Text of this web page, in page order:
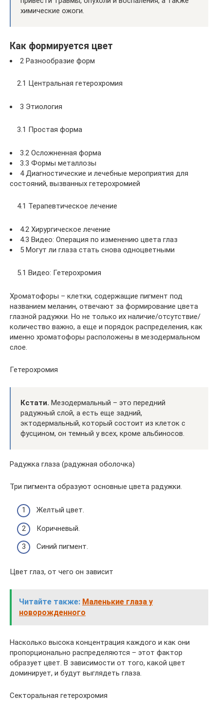
химические ожоги.
Как формируется цвет
2 Разнообразие форм
2.1 Центральная гетерохромия
3 Этиология
3.1 Простая форма
3.2 Осложненная форма
3.3 Формы металлозы
4 Диагностические и лечебные мероприятия для
состояний, вызванных гетерохромией
4.1 Терапевтическое лечение
4.2 Хирургическое лечение
4.3 Видео: Операция по изменению цвета глаз
5 Могут ли глаза стать снова одноцветными
5.1 Видео: Гетерохромия
Хроматофоры – клетки, содержащие пигмент под
названием меланин, отвечают за формирование цвета
глазной радужки. Но не только их наличие/отсутствие/
количество важно, а еще и порядок распределения, как
именно хроматофоры расположены в мезодермальном
слое.
Гетерохромия
Кстати. Мезодермальный – это передний
радужный слой, а есть еще задний,
эктодермальный, который состоит из клеток с
фусцином, он темный у всех, кроме альбиносов.
Радужка глаза (радужная оболочка)
Три пигмента образуют основные цвета радужки.
Желтый цвет.
Коричневый.
Синий пигмент.
Цвет глаз, от чего он зависит
Читайте также: Маленькие глаза у
новорожденного
Насколько высока концентрация каждого и как они
пропорционально распределяются – этот фактор
образует цвет. В зависимости от того, какой цвет
доминирует, и будут выглядеть глаза.
Секторальная гетерохромия